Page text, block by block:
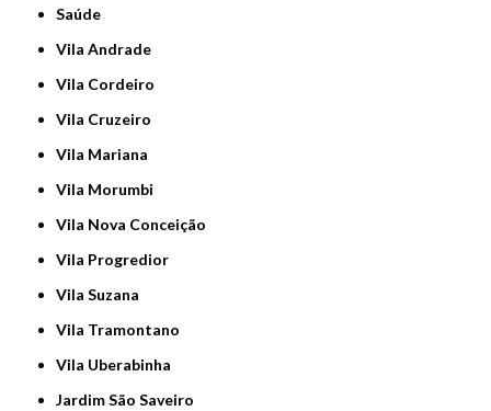
Saúde
Vila Andrade
Vila Cordeiro
Vila Cruzeiro
Vila Mariana
Vila Morumbi
Vila Nova Conceição
Vila Progredior
Vila Suzana
Vila Tramontano
Vila Uberabinha
jardim São Saveiro